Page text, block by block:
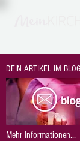
DEIN ARTIKEL IM
Mehr Informationen...